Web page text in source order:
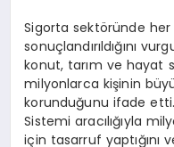
Sigorta sektöründe her
sonuçlandırıldığını
konut, tarım ve hayat
milyonlarca kişinin
korunduğunu ifade etti.
Sistemi aracılığıyla
için tasarruf yaptığını